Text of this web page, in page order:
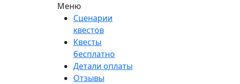
Меню
Сценарии
квестов
Квесты
бесплатно
Детали оплаты
Отзывы